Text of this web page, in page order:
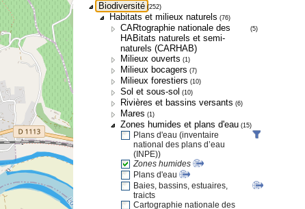
Biodiversité (252)
Habitats et milieux naturels (76)
CARtographie nationale des
HABitats naturels et semi-
naturels (CARHAB)
(5)
Milieux ouverts (1)
Milieux bocagers (7)
Milieux forestiers (10)
Sol et sous-sol (10)
Rivières et bassins versants (6)
Mares (1)
Zones humides et plans d'eau (15)
Plans d'eau (inventaire
national des plans d’eau
(INPE))
Zones humides
Plans d'eau
Baies, bassins, estuaires,
traicts
Cartographie nationale des